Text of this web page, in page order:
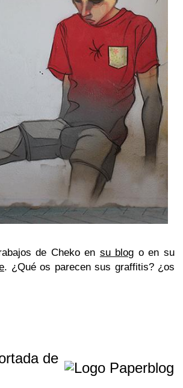
de Cheko en su blog o en su
. ¿Qué os parecen sus graffitis? ¿os
de